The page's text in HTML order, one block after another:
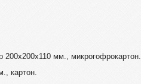
мм., микрогофрокартон.
картон.